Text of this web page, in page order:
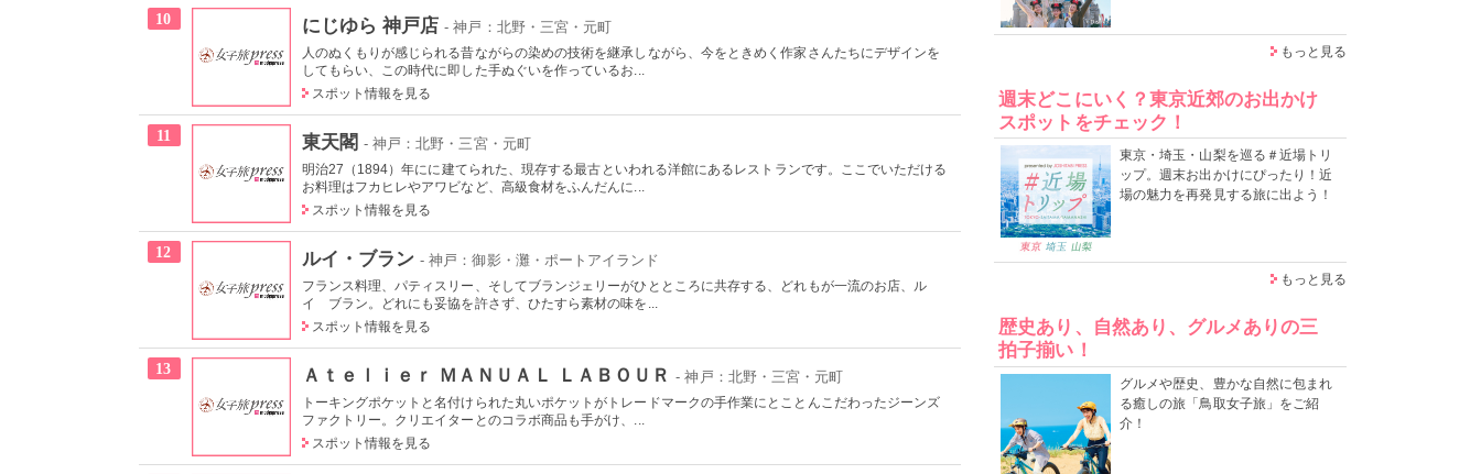
10 にじゆら 神戸店 - 神戸：北野・三宮・元町
人のぬくもりが感じられる昔ながらの染めの技術を継承しながら、今をときめく作家さんたちにデザインを
してもらい、この時代に即した手ぬぐいを作っているお...
スポット情報を見る
11 東天閣 - 神戸：北野・三宮・元町
明治27（1894）年にに建てられた、現存する最古といわれる洋館にあるレストランです。ここでいただける
お料理はフカヒレやアワビなど、高級食材をふんだんに...
スポット情報を見る
12 ルイ・ブラン - 神戸：御影・灘・ポートアイランド
フランス料理、パティスリー、そしてブランジェリーがひとところに共存する、どれもが一流のお店、ル
イ ブラン。どれにも妥協を許さず、ひたすら素材の味を...
スポット情報を見る
13 Ａｔｅｌｉｅｒ ＭＡＮＵＡＬ ＬＡＢＯＵＲ - 神戸：北野・三宮・元町
トーキングポケットと名付けられた丸いポケットがトレードマークの手作業にとことんこだわったジーンズ
ファクトリー。クリエイターとのコラボ商品も手がけ、...
スポット情報を見る
もっと見る
週末どこにいく？東京近郊のお出かけ
スポットをチェック！
東京・埼玉・山梨を巡る＃近場トリ
ップ。週末お出かけにぴったり！近
場の魅力を再発見する旅に出よう！
もっと見る
歴史あり、自然あり、グルメありの三
拍子揃い！
グルメや歴史、豊かな自然に包まれ
る癒しの旅「鳥取女子旅」をご紹
介！